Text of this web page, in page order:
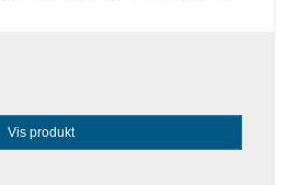
Vis produkt